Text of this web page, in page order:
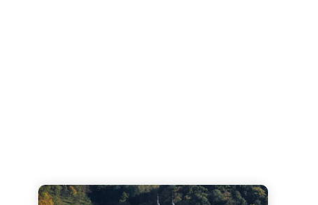
im Norden
Kloster Schöntal - Barockes Idyll und Grab von